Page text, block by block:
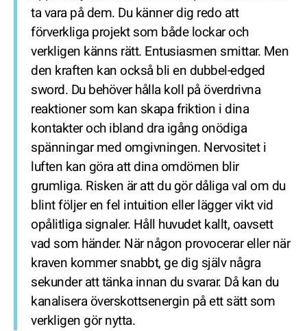
ta vara på dem. Du känner dig redo att
förverkliga projekt som både lockar och
verkligen känns rätt. Entusiasmen smittar. Men
den kraften kan också bli en dubbel-edged
sword. Du behöver hålla koll på överdrivna
reaktioner som kan skapa friktion i dina
kontakter och ibland dra igång onödiga
spänningar med omgivningen. Nervositet i
luften kan göra att dina omdömen blir
grumliga. Risken är att du gör dåliga val om du
blint följer en fel intuition eller lägger vikt vid
opålitliga signaler. Håll huvudet kallt, oavsett
vad som händer. När någon provocerar eller när
kraven kommer snabbt, ge dig själv några
sekunder att tänka innan du svarar. Då kan du
kanalisera överskottsenergin på ett sätt som
verkligen gör nytta.